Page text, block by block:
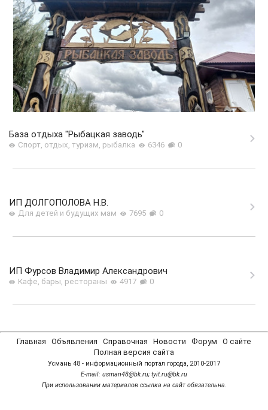
База отдыха "Рыбацкая заводь"
Спорт, отдых, туризм, рыбалка 6346 0
ИП ДОЛГОПОЛОВА Н.В.
Для детей и будущих мам 7695 0
ИП Фурсов Владимир Александрович
Кафе, бары, рестораны 4917 0
Главная Объявления Справочная Новости Форум
О сайте
Полная версия сайта
Усмань 48 - информационный портал города, 2010-2017
Е-mail: usman48@bk.ru; tyit.ru@bk.ru
При использовании материалов ссылка на сайт обязательна.